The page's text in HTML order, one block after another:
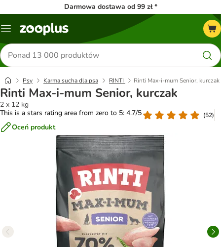
Darmowa dostawa od 99 zł *
Menu
Szukaj
produktów
Psy Karma sucha dla psa RINTI Rinti Max-i-mum Senior, kurczak
Rinti Max-i-mum Senior, kurczak
2 x 12 kg
This is a stars rating area from zero to 5: 4.7/5
(52)
Oceń produkt